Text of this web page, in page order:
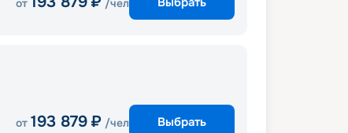
от /чел
от 193 879 ₽ /чел Выбрать